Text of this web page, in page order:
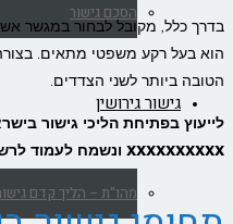
הסכם גישור
גישור גירושין
מהו"ת – הליך קדם
בדרך כלל, מקובל לבחור במגשר
הוא בעל רקע משפטי מתאים.
הטובה ביותר לשני הצדדים.
לייעוץ בפתיחת הליכי גישור
XXXXXXXXXX ונשמח לעמוד לרשותך בכל שאלה.